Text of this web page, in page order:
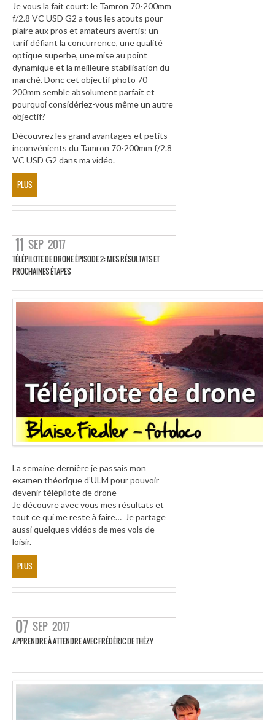
Je vous la fait court: le Tamron 70-200mm
f/2.8 VC USD G2 a tous les atouts pour
plaire aux pros et amateurs avertis: un
tarif défiant la concurrence, une qualité
optique superbe, une mise au point
dynamique et la meilleure stabilisation du
marché. Donc cet objectif photo 70-
200mm semble absolument parfait et
pourquoi considériez-vous même un autre
objectif?
Découvrez les grand avantages et petits
inconvénients du Tamron 70-200mm f/2.8
VC USD G2 dans ma vidéo.
PLUS
11 SEP 2017
TÉLÉPILOTE DE DRONE ÉPISODE 2: MES RÉSULTATS ET
PROCHAINES ÉTAPES
La semaine dernière je passais mon
examen théorique d’ULM pour pouvoir
devenir télépilote de drone
Je découvre avec vous mes résultats et
tout ce qui me reste à faire… Je partage
aussi quelques vidéos de mes vols de
loisir.
PLUS
07 SEP 2017
APPRENDRE À ATTENDRE AVEC FRÉDÉRIC DE THÉZY